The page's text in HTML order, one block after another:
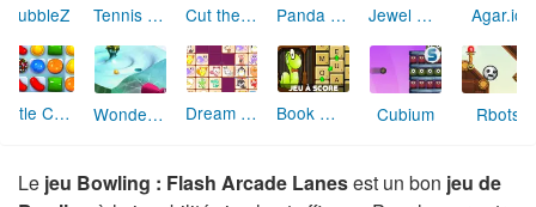
BubbleZ Tennis Game Cut the Rope Panda Golf Jewel Academy Agar.io
Little Candy Shop Wonderputt Dream Pet Link Book Worm Français Cubium Rbots
Le jeu Bowling : Flash Arcade Lanesest un bon jeu de